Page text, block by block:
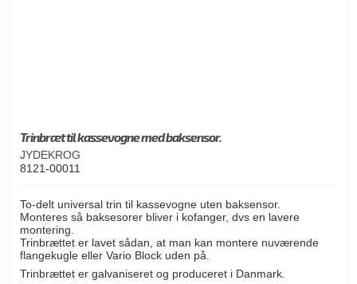
Trinbræt til kassevogne med baksensor.
JYDEKROG
8121-00011
To-delt universal trin til kassevogne uten baksensor.
Monteres så baksesorer bliver i kofanger, dvs en lavere
montering.
Trinbrættet er lavet sådan, at man kan montere nuværende
flangekugle eller Vario Block uden på.
Trinbrættet er galvaniseret og produceret i Danmark.